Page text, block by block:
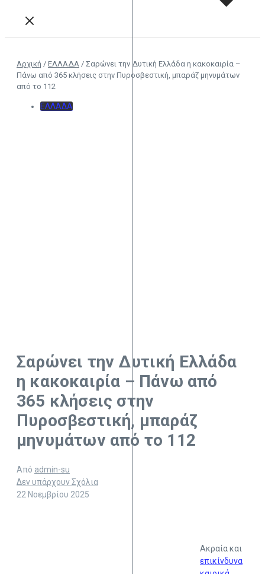
Αρχική / ΕΛΛΑΔΑ / Σαρώνει την Δυτική Ελλάδα η κακοκαιρία –
Πάνω από 365 κλήσεις στην Πυροσβεστική, μπαράζ μηνυμάτων
από το 112
ΕΛΛΑΔΑ
Σαρώνει την Δυτική Ελλάδα
η κακοκαιρία – Πάνω από
365 κλήσεις στην
Πυροσβεστική, μπαράζ
μηνυμάτων από το 112
Από admin-su
Δεν υπάρχουν Σχόλια
22 Νοεμβρίου 2025
Ακραία και
επικίνδυνα